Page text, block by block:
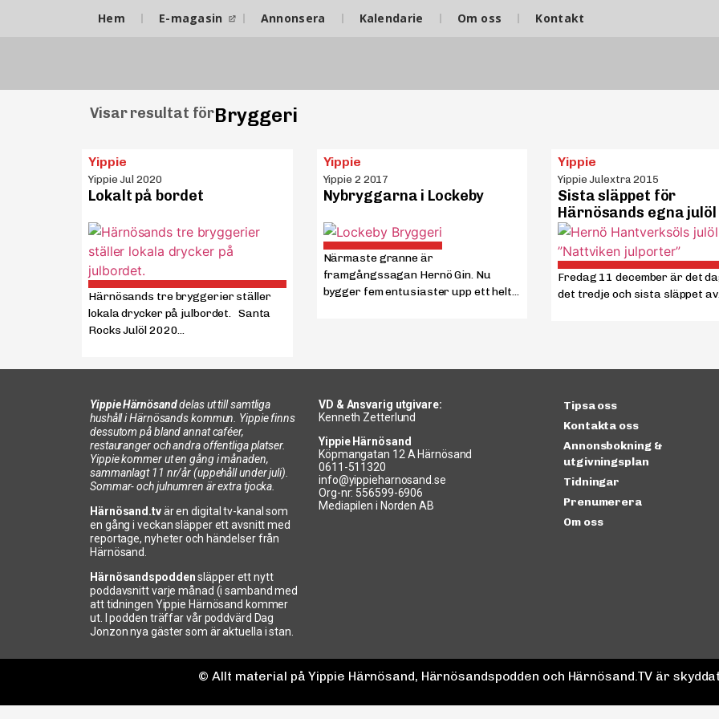
Hem E-magasin Annonsera Kalendarie Om oss Kontakt
Visar resultat förBryggeri
Yippie
Yippie Jul 2020
Lokalt på bordet
Härnösands tre bryggerier ställer
lokala drycker på julbordet. Santa
Rocks Julöl 2020...
Yippie
Yippie 2 2017
Nybryggarna i Lockeby
Närmaste granne är
framgångssagan Hernö Gin. Nu
bygger fem entusiaster upp ett helt...
Yippie
Yippie Julextra 2015
Sista släppet för
Härnösands egna julöl
Fredag 11 december är det
det tredje och sista släppet
Yippie Härnösanddelas ut till samtliga
hushåll i Härnösands kommun. Yippie finns
dessutom på bland annat caféer,
restauranger och andra offentliga platser.
Yippie kommer ut en gång i månaden,
sammanlagt 11 nr/år (uppehåll under juli).
Sommar- och julnumren är extra tjocka.
Härnösand.tvär en digital tv-kanal som
en gång i veckan släpper ett avsnitt med
reportage, nyheter och händelser från
Härnösand.
Härnösandspoddensläpper ett nytt
poddavsnitt varje månad (i samband med
att tidningen Yippie Härnösand kommer
ut. I podden träffar vår poddvärd Dag
Jonzon nya gäster som är aktuella i stan.
VD & Ansvarig utgivare:
Kenneth Zetterlund
Yippie Härnösand
Köpmangatan 12 A Härnösand
0611-511320
info@yippieharnosand.se
Org-nr: 556599-6906
Mediapilen i Norden AB
Tipsa oss
Kontakta oss
Annonsbokning &
utgivningsplan
Tidningar
Prenumerera
Om oss
© Allt material på Yippie Härnösand, Härnösandspodden och Härnösand.TV är